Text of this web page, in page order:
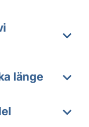
länge